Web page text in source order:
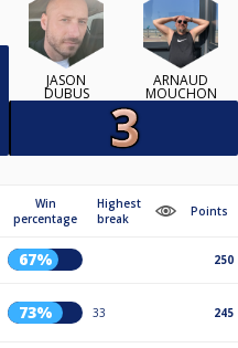
JASON
DUBUS
ARNAUD
MOUCHON
Win
percentage
Highest
break
Points
67% 250
73% 33 245